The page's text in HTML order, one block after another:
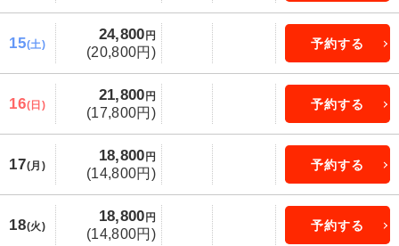
15(土)
24,800 円
(20,800円)
予約する
16(日)
21,800 円
(17,800円)
予約する
17(月)
18,800 円
(14,800円)
予約する
18(火)
18,800 円
(14,800円)
予約する